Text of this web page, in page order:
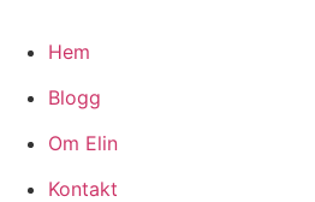
Hem
Blogg
Om Elin
Kontakt